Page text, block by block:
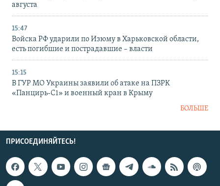
августа
15:47
Войска РФ ударили по Изюму в Харьковской области,
есть погибшие и пострадавшие – власти
15:15
В ГУР МО Украины заявили об атаке на ПЗРК
«Панцирь-С1» и военный кран в Крыму
БОЛЬШЕ
ПРИСОЕДИНЯЙТЕСЬ!